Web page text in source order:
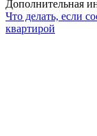
Дополнительная
Что делать, если
квартирой